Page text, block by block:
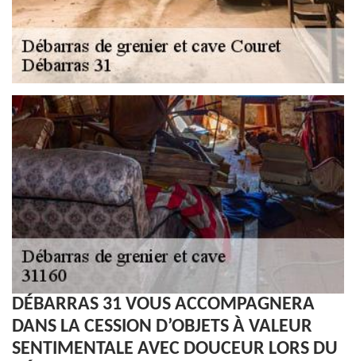
DÉBARRAS 31 VOUS ACCOMPAGNERA
DANS LA CESSION D’OBJETS À VALEUR
SENTIMENTALE AVEC DOUCEUR LORS DU